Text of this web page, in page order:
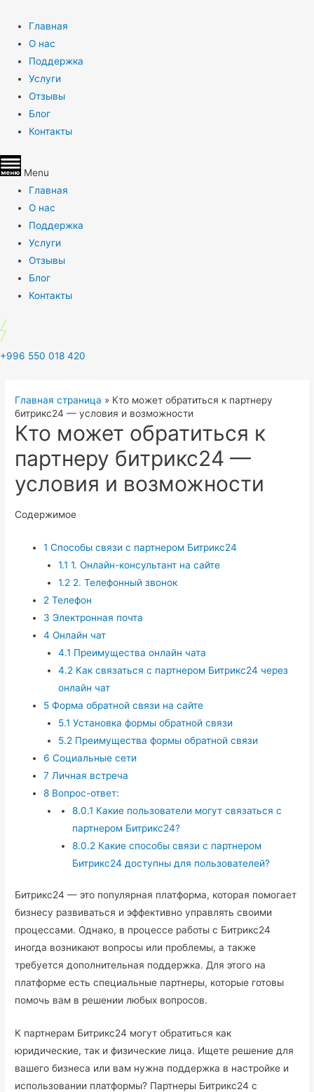
Главная
О нас
Поддержка
Услуги
Отзывы
Блог
Контакты
Menu
Главная
О нас
Поддержка
Услуги
Отзывы
Блог
Контакты
+996 550 018 420
Главная страница » Кто может обратиться к партнеру
битрикс24 — условия и возможности
Кто может обратиться к
партнеру битрикс24 —
условия и возможности
Содержимое
1 Способы связи с партнером Битрикс24
1.1 1. Онлайн-консультант на сайте
1.2 2. Телефонный звонок
2 Телефон
3 Электронная почта
4 Онлайн чат
4.1 Преимущества онлайн чата
4.2 Как связаться с партнером Битрикс24 через
онлайн чат
5 Форма обратной связи на сайте
5.1 Установка формы обратной связи
5.2 Преимущества формы обратной связи
6 Социальные сети
7 Личная встреча
8 Вопрос-ответ:
8.0.1 Какие пользователи могут связаться с
партнером Битрикс24?
8.0.2 Какие способы связи с партнером
Битрикс24 доступны для пользователей?
Битрикс24 — это популярная платформа, которая помогает
бизнесу развиваться и эффективно управлять своими
процессами. Однако, в процессе работы с Битрикс24
иногда возникают вопросы или проблемы, а также
требуется дополнительная поддержка. Для этого на
платформе есть специальные партнеры, которые готовы
помочь вам в решении любых вопросов.
К партнерам Битрикс24 могут обратиться как
юридические, так и физические лица. Ищете решение для
вашего бизнеса или вам нужна поддержка в настройке и
использовании платформы? Партнеры Битрикс24 с